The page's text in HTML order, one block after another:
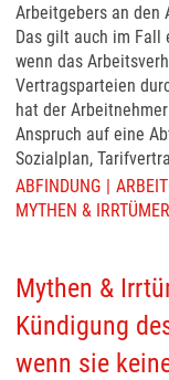
Arbeitgebers an den
Das gilt auch im Fall
wenn das
Vertragsparteien
hat der
Anspruch auf eine
Sozialplan,
ABFINDUNG
MYTHEN & IRRTÜMER
Mythen &
Kündigung
wenn sie